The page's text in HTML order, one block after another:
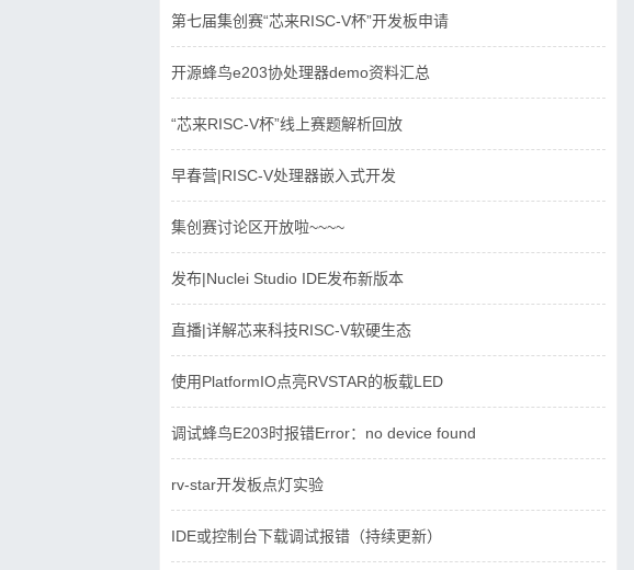
第七届集创赛“芯来RISC-V杯”开发板申请
开源蜂鸟e203协处理器demo资料汇总
“芯来RISC-V杯”线上赛题解析回放
早春营|RISC-V处理器嵌入式开发
集创赛讨论区开放啦~~~~
发布|Nuclei Studio IDE发布新版本
直播|详解芯来科技RISC-V软硬生态
使用PlatformIO点亮RVSTAR的板载LED
调试蜂鸟E203时报错Error：no device found
rv-star开发板点灯实验
IDE或控制台下载调试报错（持续更新）